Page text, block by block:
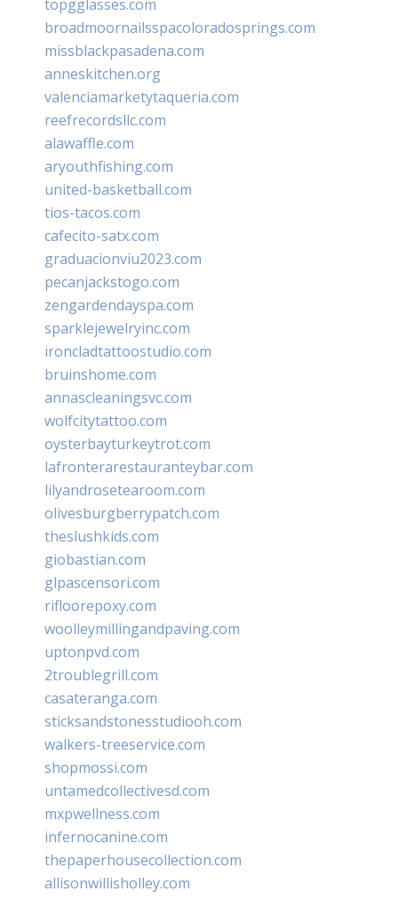
topgglasses.com
broadmoornailsspacoloradosprings.com
missblackpasadena.com
anneskitchen.org
valenciamarketytaqueria.com
reefrecordsllc.com
alawaffle.com
aryouthfishing.com
united-basketball.com
tios-tacos.com
cafecito-satx.com
graduacionviu2023.com
pecanjackstogo.com
zengardendayspa.com
sparklejewelryinc.com
ironcladtattoostudio.com
bruinshome.com
annascleaningsvc.com
wolfcitytattoo.com
oysterbayturkeytrot.com
lafronterarestauranteybar.com
lilyandrosetearoom.com
olivesburgberrypatch.com
theslushkids.com
giobastian.com
glpascensori.com
rifloorepoxy.com
woolleymillingandpaving.com
uptonpvd.com
2troublegrill.com
casateranga.com
sticksandstonesstudiooh.com
walkers-treeservice.com
shopmossi.com
untamedcollectivesd.com
mxpwellness.com
infernocanine.com
thepaperhousecollection.com
allisonwillisholley.com